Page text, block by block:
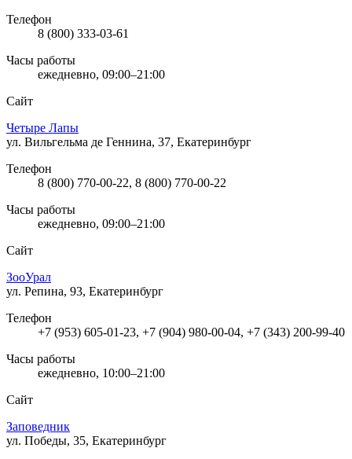
Телефон
8 (800) 333-03-61
Часы работы
ежедневно, 09:00–21:00
Сайт
Четыре Лапы
ул. Вильгельма де Геннина, 37, Екатеринбург
Телефон
8 (800) 770-00-22, 8 (800) 770-00-22
Часы работы
ежедневно, 09:00–21:00
Сайт
ЗооУрал
ул. Репина, 93, Екатеринбург
Телефон
+7 (953) 605-01-23, +7 (904) 980-00-04, +7 (343) 200-99-40
Часы работы
ежедневно, 10:00–21:00
Сайт
Заповедник
ул. Победы, 35, Екатеринбург